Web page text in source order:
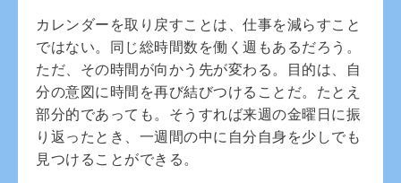
カレンダーを取り戻すことは、仕事を減らすこと
ではない。同じ総時間数を働く週もあるだろう。
ただ、その時間が向かう先が変わる。目的は、自
分の意図に時間を再び結びつけることだ。たとえ
部分的であっても。そうすれば来週の金曜日に振
り返ったとき、一週間の中に自分自身を少しでも
見つけることができる。